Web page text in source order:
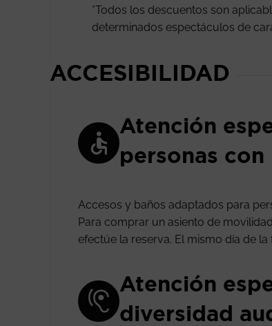
*Todos los descuentos son
determinados espectáculos de
ACCESIBILIDAD
Atención
personas
Accesos y baños adaptados para
Para comprar un asiento de
efectúe la reserva. El mismo día de
Atención
diversidad